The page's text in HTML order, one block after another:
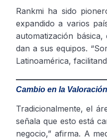
Rankmi ha sido
expandido a varios
automatización
dan a sus equipos.
Latinoamérica,
Cambio en la
Tradicionalmente, el
señala que esto está
negocio,” afirma. A